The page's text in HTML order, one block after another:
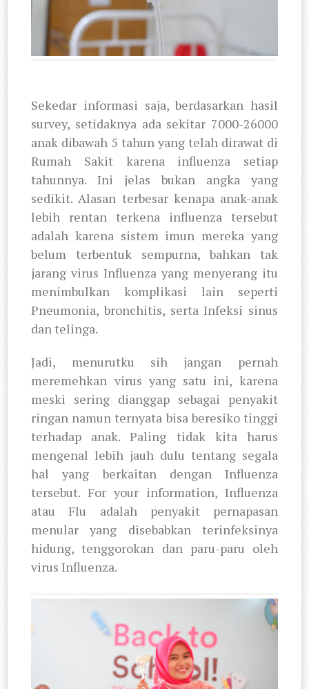
Sekedar informasi saja, berdasarkan hasil
survey, setidaknya ada sekitar 7000-26000
anak dibawah 5 tahun yang telah dirawat di
Rumah Sakit karena influenza setiap
tahunnya. Ini jelas bukan angka yang
sedikit. Alasan terbesar kenapa anak-anak
lebih rentan terkena influenza tersebut
adalah karena sistem imun mereka yang
belum terbentuk sempurna, bahkan tak
jarang virus Influenza yang menyerang itu
menimbulkan komplikasi lain seperti
Pneumonia, bronchitis, serta Infeksi sinus
dan telinga.
Jadi, menurutku sih jangan pernah
meremehkan virus yang satu ini, karena
meski sering dianggap sebagai penyakit
ringan namun ternyata bisa beresiko tinggi
terhadap anak. Paling tidak kita harus
mengenal lebih jauh dulu tentang segala
hal yang berkaitan dengan Influenza
tersebut. For your information, Influenza
atau Flu adalah penyakit pernapasan
menular yang disebabkan terinfeksinya
hidung, tenggorokan dan paru-paru oleh
virus Influenza.